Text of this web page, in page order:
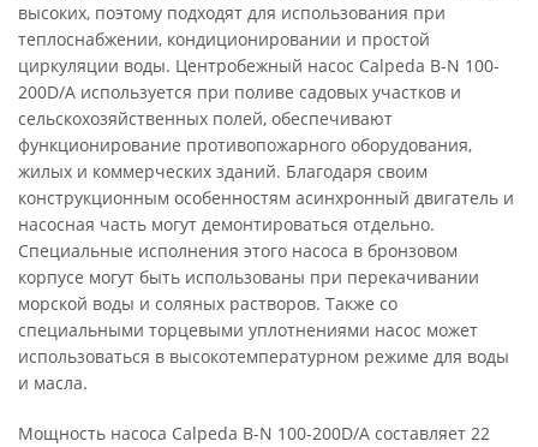
высоких, поэтому подходят для использования при
теплоснабжении, кондиционировании и простой
циркуляции воды. Центробежный насос Calpeda B-N 100-
200D/A используется при поливе садовых участков и
сельскохозяйственных полей, обеспечивают
функционирование противопожарного оборудования,
жилых и коммерческих зданий. Благодаря своим
конструкционным особенностям асинхронный двигатель и
насосная часть могут демонтироваться отдельно.
Специальные исполнения этого насоса в бронзовом
корпусе могут быть использованы при перекачивании
морской воды и соляных растворов. Также со
специальными торцевыми уплотнениями насос может
использоваться в высокотемпературном режиме для воды
и масла.
Мощность насоса Calpeda B-N 100-200D/A составляет 22